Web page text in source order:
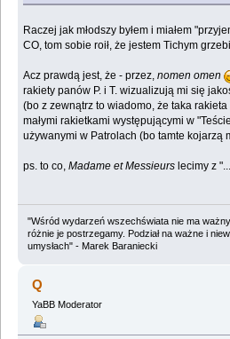
Raczej jak młodszy byłem i miałem
CO, tom sobie roił, że jestem Tichym
Acz prawdą jest, że - przez,nomen omen
rakiety panów P. i T. wizualizują mi się
(bo z zewnątrz to wiadomo, że taka
małymi rakietkami występującymi w
używanymi w Patrolach (bo tamte kojarzą
ps. to co,Madame et Messieurs lecimy z
"Wśród wydarzeń wszechświata nie ma
różnie je postrzegamy. Podział na ważne i
umysłach" - Marek Baraniecki
Q
YaBB Moderator